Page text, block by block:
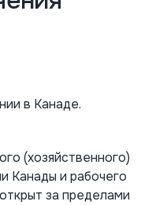
в Канаде.
(хозяйственного)
Канады и рабочего
за пределами